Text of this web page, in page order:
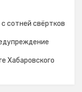
сотней свёртков
Хабаровского